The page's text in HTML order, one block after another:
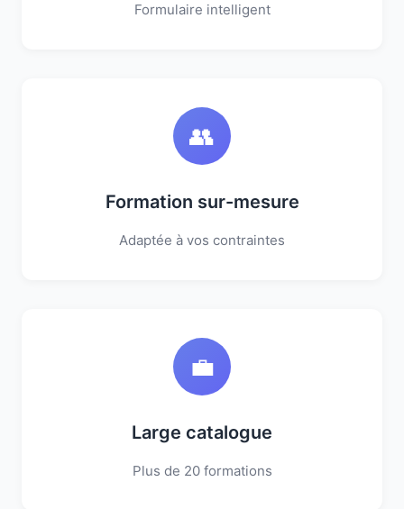
Formulaire intelligent
👥
Formation sur-mesure
Adaptée à vos contraintes
💼
Large catalogue
Plus de 20 formations